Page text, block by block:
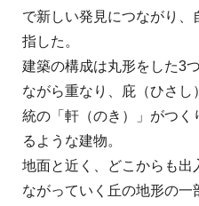
で新しい発見につながり、
指した。
建築の構成は丸形をした3
ながら重なり、庇（ひさ
統の「軒（のき）」がつく
るような建物。
地面と近く、どこからも出
ながっていく丘の地形の一